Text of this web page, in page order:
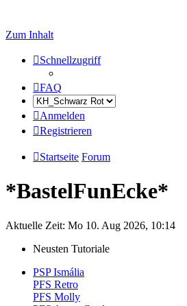
Zum Inhalt
Schnellzugriff
FAQ
Anmelden
Registrieren
Startseite Forum
*BastelFunEcke*
Aktuelle Zeit: Mo 10. Aug 2026, 10:14
Neusten Tutoriale
PSP Ismália
PFS Retro
PFS Molly